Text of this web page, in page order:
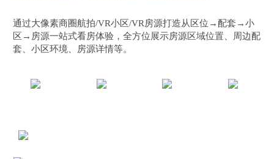
通过大像素商圈航拍/VR小区/VR房源打造从区位→配套→小
区→房源一站式看房体验，全方位展示房源区域位置、周边配
套、小区环境、房源详情等。